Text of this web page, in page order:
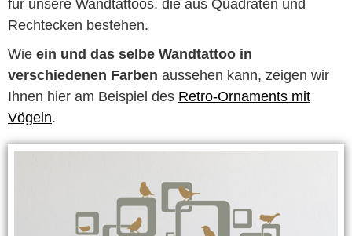
für unsere Wandtattoos, die aus Quadraten und
Rechtecken bestehen.
Wie ein und das selbe Wandtattoo in
verschiedenen Farben aussehen kann, zeigen wir
Ihnen hier am Beispiel des Retro-Ornaments mit
Vögeln.